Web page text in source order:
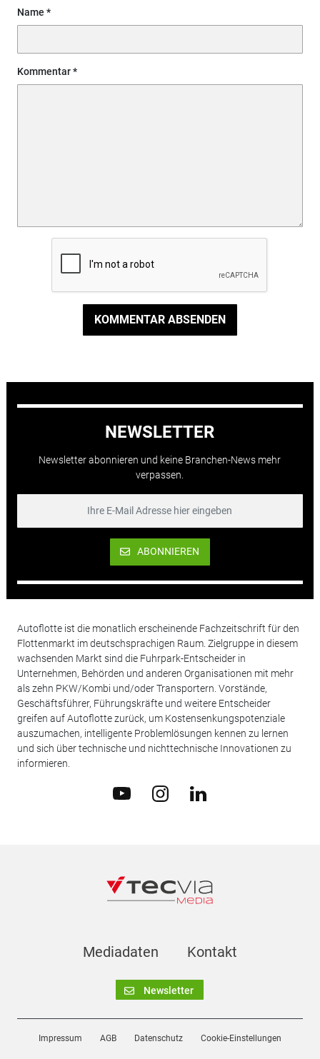
Name
Kommentar
KOMMENTAR ABSENDEN
NEWSLETTER
Newsletter abonnieren und keine Branchen-News mehr
verpassen.
ABONNIEREN
Autoflotte ist die monatlich erscheinende Fachzeitschrift für den
Flottenmarkt im deutschsprachigen Raum. Zielgruppe in diesem
wachsenden Markt sind die Fuhrpark-Entscheider in
Unternehmen, Behörden und anderen Organisationen mit mehr
als zehn PKW/Kombi und/oder Transportern. Vorstände,
Geschäftsführer, Führungskräfte und weitere Entscheider
greifen auf Autoflotte zurück, um Kostensenkungspotenziale
auszumachen, intelligente Problemlösungen kennen zu lernen
und sich über technische und nichttechnische Innovationen zu
informieren.
Mediadaten Kontakt
Newsletter
Impressum AGB Datenschutz Cookie-Einstellungen